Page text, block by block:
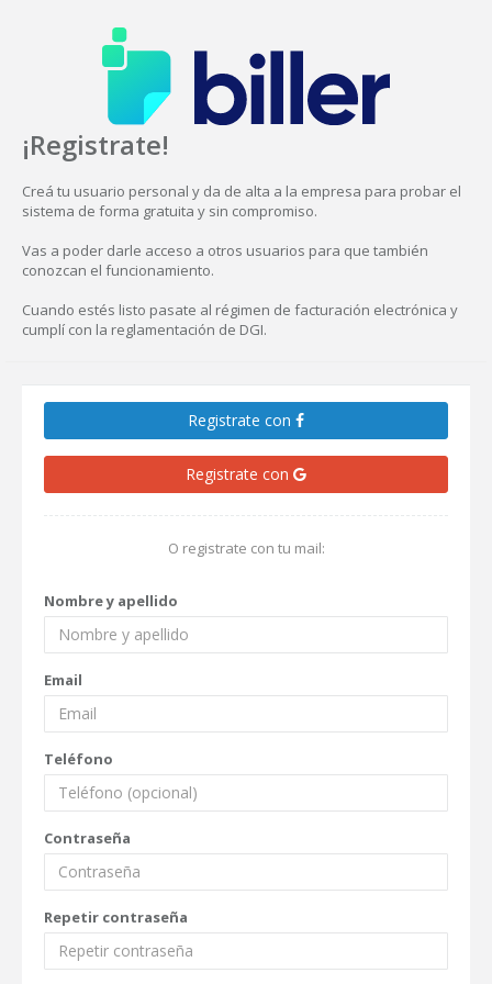
¡Registrate!
Creá tu usuario personal y da de alta a la empresa para probar el
sistema de forma gratuita y sin compromiso.
Vas a poder darle acceso a otros usuarios para que también
conozcan el funcionamiento.
Cuando estés listo pasate al régimen de facturación electrónica y
cumplí con la reglamentación de DGI.
Registrate con
Registrate con
O registrate con tu mail:
Nombre y apellido
Email
Teléfono
Contraseña
Repetir contraseña